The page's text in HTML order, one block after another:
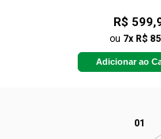
R$
ou 7x R$
Adicionar ao
01